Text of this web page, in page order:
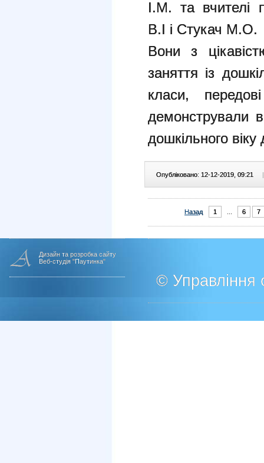
І.М. та вчителі
В.І і Стукач М.О.
Вони з
заняття із
класи,
демонстрували
дошкільного
Опубліковано: 12-12-2019, 09:21 |
Назад 1 6 7
Дизайн та розробка сайту
Веб-студія "Паутинка"
© Управління